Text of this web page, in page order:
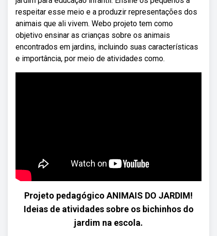
respeitar esse meio e a produzir representações dos
animais que ali vivem. Webo projeto tem como
objetivo ensinar as crianças sobre os animais
encontrados em jardins, incluindo suas características
e importância, por meio de atividades como.
Projeto pedagógico ANIMAIS DO JARDIM!
Ideias de atividades sobre os bichinhos do
jardim na escola.